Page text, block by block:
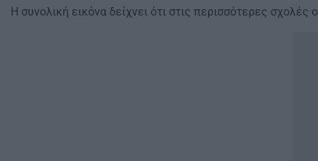
Η συνολική εικόνα δείχνει ότι στις περισσότερες σχολές